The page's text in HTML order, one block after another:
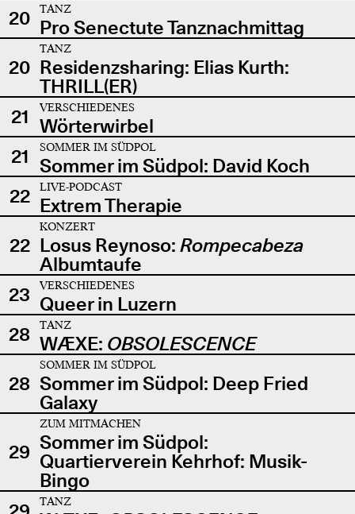
20
TANZ
Pro Senectute Tanznachmittag
20
TANZ
Residenzsharing: Elias Kurth:
THRILL(ER)
21
VERSCHIEDENES
Wörterwirbel
21
SOMMER IM SÜDPOL
Sommer im Südpol: David Koch
22
LIVE-PODCAST
Extrem Therapie
22
KONZERT
Losus Reynoso: Rompecabeza
Albumtaufe
23
VERSCHIEDENES
Queer in Luzern
28
TANZ
WÆXE: OBSOLESCENCE
28
SOMMER IM SÜDPOL
Sommer im Südpol: Deep Fried
Galaxy
29
ZUM MITMACHEN
Sommer im Südpol:
Quartierverein Kehrhof: Musik-
Bingo
TANZ